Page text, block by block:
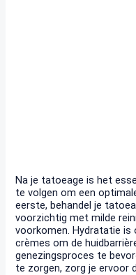
Na je tatoeage is het
te volgen om een
eerste, behandel je
voorzichtig met milde
voorkomen. Hydratatie is
crèmes om de
genezingsproces te
te zorgen, zorg je ervoor